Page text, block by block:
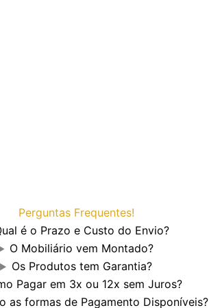
Perguntas Frequentes!
é o Prazo e Custo do Envio?
O Mobiliário vem Montado?
Os Produtos tem Garantia?
Pagar em 3x ou 12x sem Juros?
as formas de Pagamento Disponíveis?